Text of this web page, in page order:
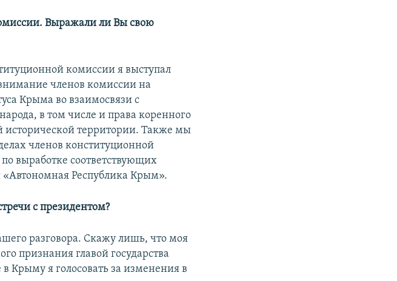
Выражали ли Вы свою
комиссии я выступал
членов комиссии на
Крыма во взаимосвязи с
в том числе и права коренного
исторической территории. Также мы
членов конституционной
выработке соответствующих
Республика Крым».
с президентом?
разговора. Скажу лишь, что моя
признания главой государства
Крыму я голосовать за изменения в